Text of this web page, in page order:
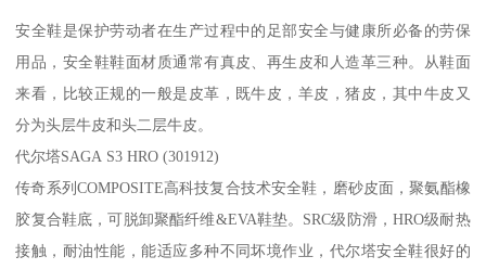
安全鞋是保护劳动者在生产过程中的足部安全与健康所必备的劳保
用品，安全鞋鞋面材质通常有真皮、再生皮和人造革三种。从鞋面
来看，比较正规的一般是皮革，既牛皮，羊皮，猪皮，其中牛皮又
分为头层牛皮和头二层牛皮。
代尔塔SAGA S3 HRO (301912)
传奇系列COMPOSITE高科技复合技术安全鞋，磨砂皮面，聚氨酯橡
胶复合鞋底，可脱卸聚酯纤维&EVA鞋垫。SRC级防滑，HRO级耐热
接触，耐油性能，能适应多种不同坏境作业，代尔塔安全鞋很好的